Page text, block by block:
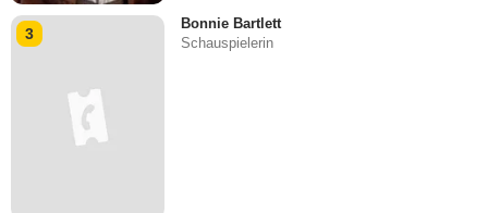
3
Bonnie Bartlett
Schauspielerin